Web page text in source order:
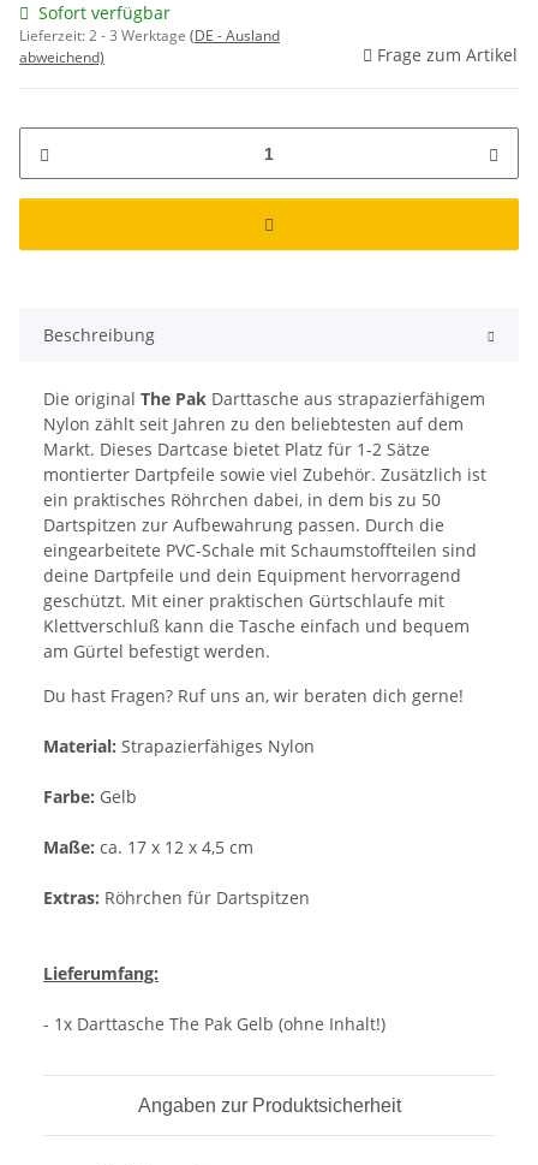
Sofort verfügbar
Lieferzeit:2 - 3 Werktage (DE - Ausland
abweichend)
Frage zum Artikel
Beschreibung
Die original The Pak Darttasche aus strapazierfähigem
Nylon zählt seit Jahren zu den beliebtesten auf dem
Markt. Dieses Dartcase bietet Platz für 1-2 Sätze
montierter Dartpfeile sowie viel Zubehör. Zusätzlich ist
ein praktisches Röhrchen dabei, in dem bis zu 50
Dartspitzen zur Aufbewahrung passen. Durch die
eingearbeitete PVC-Schale mit Schaumstoffteilen sind
deine Dartpfeile und dein Equipment hervorragend
geschützt. Mit einer praktischen Gürtschlaufe mit
Klettverschluß kann die Tasche einfach und bequem
am Gürtel befestigt werden.
Du hast Fragen? Ruf uns an, wir beraten dich gerne!
Material: Strapazierfähiges Nylon
Farbe: Gelb
Maße: ca. 17 x 12 x 4,5 cm
Extras: Röhrchen für Dartspitzen
Lieferumfang:
- 1x Darttasche The Pak Gelb (ohne Inhalt!)
Angaben zur Produktsicherheit